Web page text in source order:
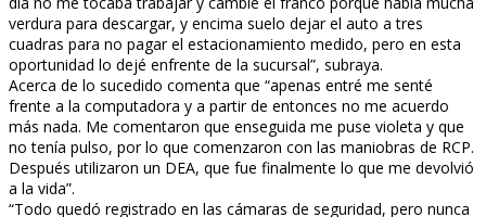
verdura para descargar, y encima suelo dejar el auto a tres
cuadras para no pagar el estacionamiento medido, pero en esta
oportunidad lo dejé enfrente de la sucursal”, subraya.
Acerca de lo sucedido comenta que “apenas entré me senté
frente a la computadora y a partir de entonces no me acuerdo
más nada. Me comentaron que enseguida me puse violeta y que
no tenía pulso, por lo que comenzaron con las maniobras de RCP.
Después utilizaron un DEA, que fue finalmente lo que me devolvió
a la vida”.
“Todo quedó registrado en las cámaras de seguridad, pero nunca